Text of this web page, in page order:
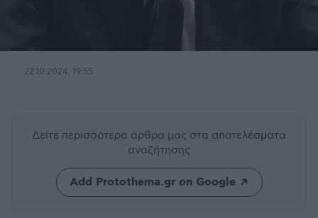
22.10.2024, 19:55
Δείτε περισσότερα άρθρα μας στα αποτελέσματα
αναζήτησης
Add Protothema.gr on Google